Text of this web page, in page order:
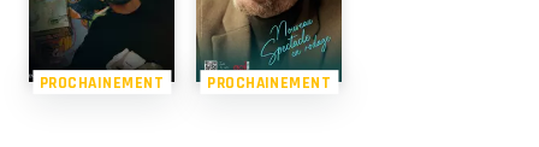
PROCHAINEMENT PROCHAINEMENT